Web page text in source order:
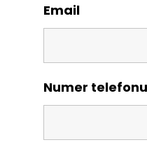
Email
Numer telefonu